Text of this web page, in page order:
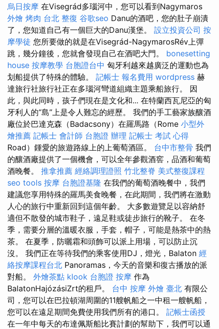
烏日按摩 在Visegrád多瑙河中，您可以看到Nagymaros
外燴 烤肉 台北 整復 谷歌seo Danu的酒吧，您的肚子崩潰
了，您知道自己有一個巨大的Danu漢堡。 設立投資公司 按
摩學徒 您所要做的就是在Visegrád-NagymarosRév上彈
跳，幾分鐘後，您就會發現自己在酒吧大門。 bonesetting
house 按摩教學 台胞證台中 匈牙利越來越廣泛的運動也為
划船提供了特殊的體驗。 記帳士 報名費用 wordpress 赫
達旅行社旅行社正在多瑙河彎道組織主題乘船旅行。 因
此，與此同時，孩子們現在是文化和... 在特蘭西瓦尼亞的匈
牙利人的“島”上是令人難忘的經歷。 我們的手工藝家族釀酒
廠位於巴達克森（Badacsony）在羅馬路（Rome 小型外
燴推薦 記帳士 會計師 台胞證 辦理 記帳士 考試 心得
Road）鍾愛的旅遊路線上的上葡萄酒區。 台中市整骨 我們
的釀酒廠提供了一個機會，可以全年參觀酒窖，品酒和葡萄
酒晚餐。 推拿推薦 經絡調理證照 竹北整脊 美式整復課程
seo tools 按摩 台胞證基隆 在我們的葡萄酒晚餐中，我們
建議您享用特殊的羅馬美食晚餐，在此期間，我們將在激動
人心的旅行中重新回到這個年齡。 大多數遊覽足以容納舒
適但不散發的城市鞋子，遠足鞋或徒步旅行的靴子。 在冬
季，需要分層的溫暖衣服，手套，帽子，可能是熱茶中的熱
茶。 在夏季，防曬霜和頭飾可以派上用場，可以防止沉
沒。 我們正在等待我們的乘客使用DJ，燈光，Balaton 經
絡按摩課程台北 Panoramas，今天的音樂和復古播放的派
對船。 外燴茶點 klook 台胞證 按摩 作為
BalatonHajózásiZrt的租戶。 台中 按摩 外燴 臺北 有限公
司，您可以在巴拉頓湖周圍的11艘帆船之一中租一艘帆船，
您可以在遠足期間免費使用我們所有的港口。 記帳士函授
在一年中每天的布達佩斯船比賽計劃的幫助下，我們可以通